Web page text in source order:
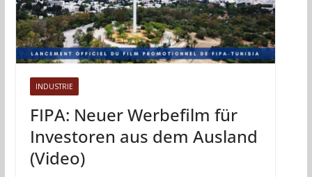
INDUSTRIE
FIPA: Neuer Werbefilm für
Investoren aus dem Ausland
(Video)